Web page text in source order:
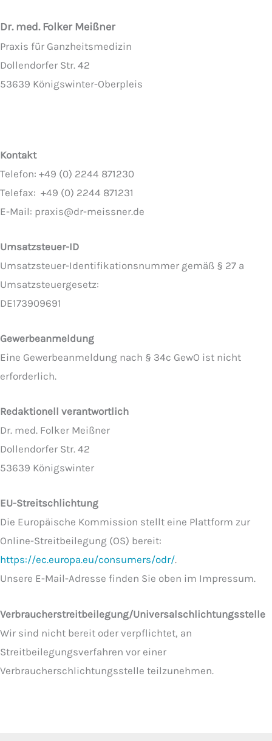
Dr. med. Folker Meißner
Praxis für Ganzheitsmedizin
Dollendorfer Str. 42
53639 Königswinter-Oberpleis
Kontakt
Telefon: +49 (0) 2244 871230
Telefax: +49 (0) 2244 871231
E-Mail: praxis@dr-meissner.de
Umsatzsteuer-ID
Umsatzsteuer-Identifikationsnummer gemäß § 27 a
Umsatzsteuergesetz:
DE173909691
Gewerbeanmeldung
Eine Gewerbeanmeldung nach § 34c GewO ist nicht
erforderlich.
Redaktionell verantwortlich
Dr. med. Folker Meißner
Dollendorfer Str. 42
53639 Königswinter
EU-Streitschlichtung
Die Europäische Kommission stellt eine Plattform zur
Online-Streitbeilegung (OS) bereit:
https://ec.europa.eu/consumers/odr/.
Unsere E-Mail-Adresse finden Sie oben im Impressum.
Verbraucherstreitbeilegung/Universalschlichtungsstelle
Wir sind nicht bereit oder verpflichtet, an
Streitbeilegungsverfahren vor einer
Verbraucherschlichtungsstelle teilzunehmen.